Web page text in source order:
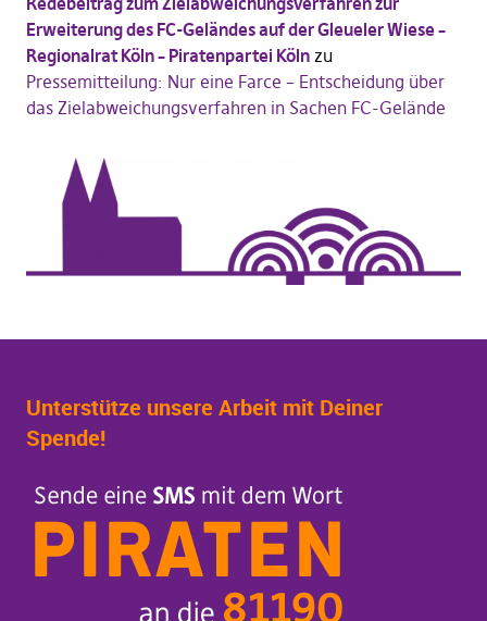
Erweiterung des FC-Geländes auf der Gleueler Wiese –
Regionalrat Köln – Piratenpartei Kölnzu
Pressemitteilung: Nur eine Farce – Entscheidung über
das Zielabweichungsverfahren in Sachen FC-Gelände
Unterstütze unsere Arbeit mit Deiner
Spende!